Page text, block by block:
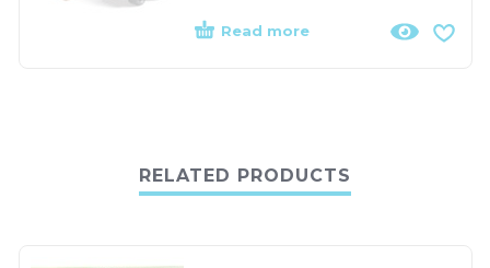
Read more
RELATED PRODUCTS